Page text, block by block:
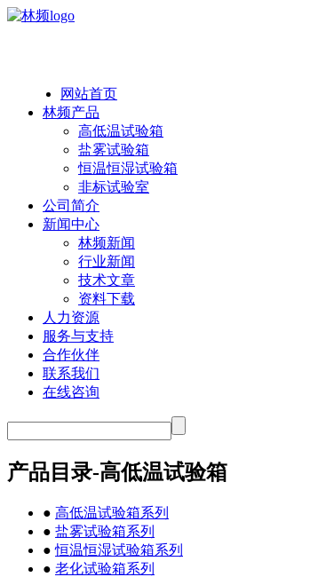
网站首页
林频产品
高低温试验箱
盐雾试验箱
恒温恒湿试验箱
非标试验室
公司简介
新闻中心
林频新闻
行业新闻
技术文章
资料下载
人力资源
服务与支持
合作伙伴
联系我们
在线咨询
产品目录-高低温试验箱
● 高低温试验箱系列
● 盐雾试验箱系列
●恒温恒湿试验箱系列
● 老化试验箱系列